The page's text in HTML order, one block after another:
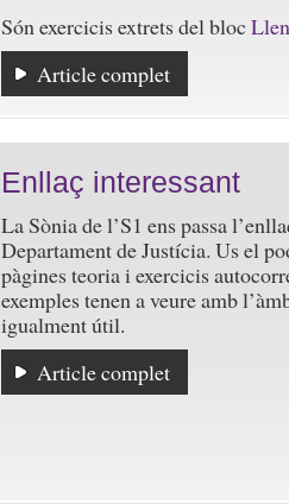
Són exercicis extrets del bloc
Article complet
Enllaç interessant
La Sònia de l’S1 ens passa
Departament de Justícia. Us el
pàgines teoria i exercicis
exemples tenen a veure amb
igualment útil.
Article complet